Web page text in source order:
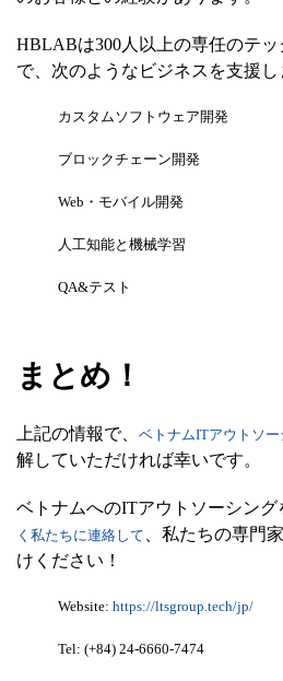
HBLABは300人以上の専任のテ
で、次のようなビジネスを支援し
カスタムソフトウェア開発
ブロックチェーン開発
Web・モバイル開発
人工知能と機械学習
QA&テスト
まとめ！
上記の情報で、 ベトナムITアウトソー
解していただければ幸いです。
ベトナムへのITアウトソーシング
く私たちに連絡して
、私たちの専門
けください！
Website: https://ltsgroup.tech/jp/
Tel: (+84) 24-6660-7474